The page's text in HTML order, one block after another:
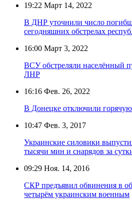
19:22 Март 14, 2022
В ДНР уточнили число
сегодняшних обстрелах
16:00 Март 3, 2022
ВСУ обстреляли населённый
ЛНР
16:16 Фев. 26, 2022
В Донецке отключили
10:47 Фев. 3, 2017
Украинские силовики
тысячи мин и снарядов за
09:29 Ноя. 14, 2016
СКР предъявил обвинения в
четырём украинским военным